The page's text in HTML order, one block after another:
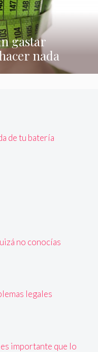
gastar
nada
de tu batería
no conocías
legales
importante que lo